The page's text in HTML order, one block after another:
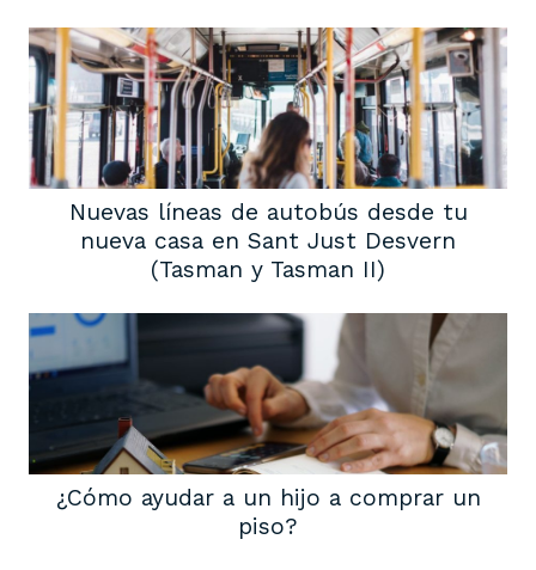
Nuevas líneas de autobús desde tu
nueva casa en Sant Just Desvern
(Tasman y Tasman II)
¿Cómo ayudar a un hijo a comprar un
piso?